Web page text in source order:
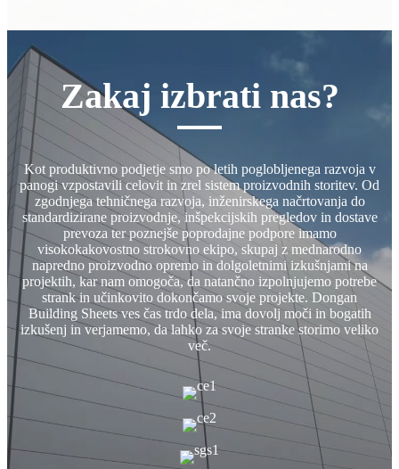
Zakaj izbrati nas?
Kot produktivno podjetje smo po letih poglobljenega razvoja v
panogi vzpostavili celovit in zrel sistem proizvodnih storitev. Od
zgodnjega tehničnega razvoja, inženirskega načrtovanja do
standardizirane proizvodnje, inšpekcijskih pregledov in dostave
prevoza ter poznejše poprodajne podpore imamo
visokokakovostno strokovno ekipo, skupaj z mednarodno
napredno proizvodno opremo in dolgoletnimi izkušnjami na
projektih, kar nam omogoča, da natančno izpolnjujemo potrebe
strank in učinkovito dokončamo svoje projekte. Dongan
Building Sheets ves čas trdo dela, ima dovolj moči in bogatih
izkušenj in verjamemo, da lahko za svoje stranke storimo veliko
več.